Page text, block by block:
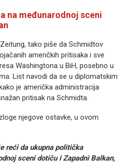
na međunarodnoj sceni
tako piše da Schmidtov
američkih pritisaka i sve
Washingtona u BiH, posebno u
List navodi da se u diplomatskim
je američka administracija
pritisak na Schmidta.
njegove ostavke, u ovom
reći da ukupna politička
sceni dotiču i Zapadni Balkan,